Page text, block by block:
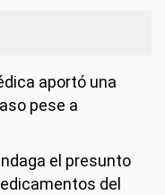
aportó una
pese a
el presunto
del